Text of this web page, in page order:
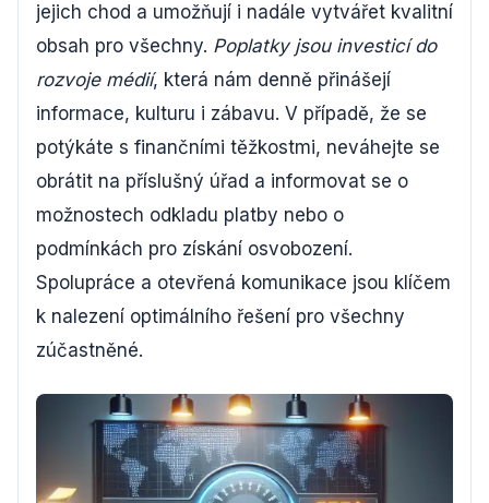
jejich chod a umožňují i nadále vytvářet kvalitní
obsah pro všechny. Poplatky jsou investicí do
rozvoje médií, která nám denně přinášejí
informace, kulturu i zábavu. V případě, že se
potýkáte s finančními těžkostmi, neváhejte se
obrátit na příslušný úřad a informovat se o
možnostech odkladu platby nebo o
podmínkách pro získání osvobození.
Spolupráce a otevřená komunikace jsou klíčem
k nalezení optimálního řešení pro všechny
zúčastněné.